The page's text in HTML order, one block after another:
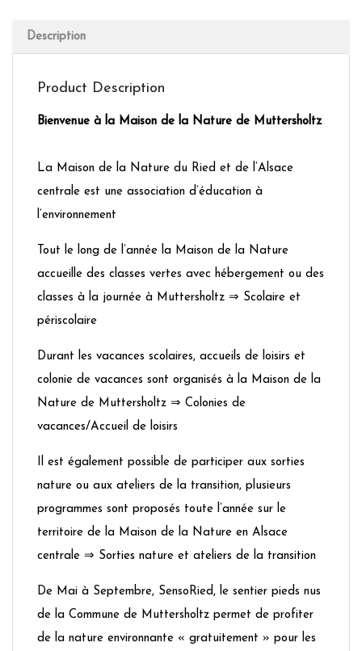
Description
Product Description
Bienvenue à la Maison de la Nature de Muttersholtz
La Maison de la Nature du Ried et de l’Alsace
centrale est une association d’éducation à
l’environnement
Tout le long de l’année la Maison de la Nature
accueille des classes vertes avec hébergement ou des
classes à la journée à Muttersholtz ⇒ Scolaire et
périscolaire
Durant les vacances scolaires, accueils de loisirs et
colonie de vacances sont organisés à la Maison de la
Nature de Muttersholtz ⇒ Colonies de
vacances/Accueil de loisirs
Il est également possible de participer aux sorties
nature ou aux ateliers de la transition, plusieurs
programmes sont proposés toute l’année sur le
territoire de la Maison de la Nature en Alsace
centrale ⇒ Sorties nature et ateliers de la transition
De Mai à Septembre, SensoRied, le sentier pieds nus
de la Commune de Muttersholtz permet de profiter
de la nature environnante « gratuitement » pour les